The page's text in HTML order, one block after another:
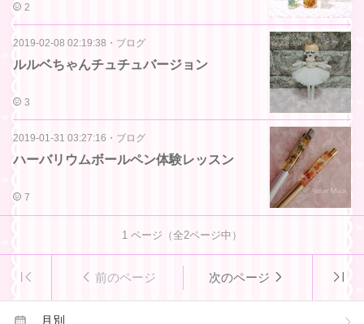
2
2019-02-08 02:19:38 ・ ブログ
ルルベちゃんチュチュバージョン
3
2019-01-31 03:27:16 ・ ブログ
ハーバリウムボールペン体験レッスン
7
1 ページ（全2ページ中）
前のページ 次のページ
月別